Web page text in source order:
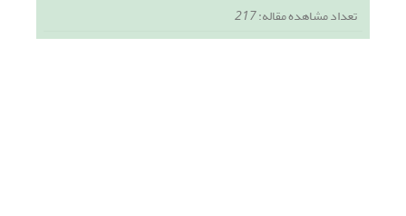
تعداد مشاهده مقاله:217